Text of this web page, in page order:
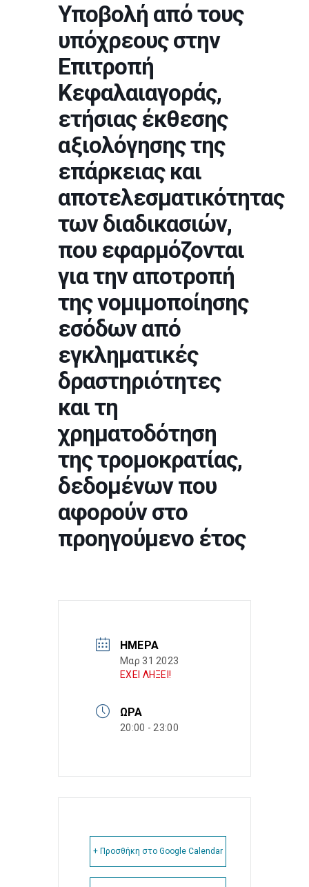
Υποβολή από τους
υπόχρεους στην
Επιτροπή
Κεφαλαιαγοράς,
ετήσιας έκθεσης
αξιολόγησης της
επάρκειας και
αποτελεσματικότητας
των διαδικασιών,
που εφαρμόζονται
για την αποτροπή
της νομιμοποίησης
εσόδων από
εγκληματικές
δραστηριότητες
και τη
χρηματοδότηση
της τρομοκρατίας,
δεδομένων που
αφορούν στο
προηγούμενο έτος
ΗΜΈΡΑ
Μαρ 31 2023
ΕΧΕΙ ΛΗΞΕΙ!
ΏΡΑ
20:00 - 23:00
+ Προσθήκη στο Google Calendar